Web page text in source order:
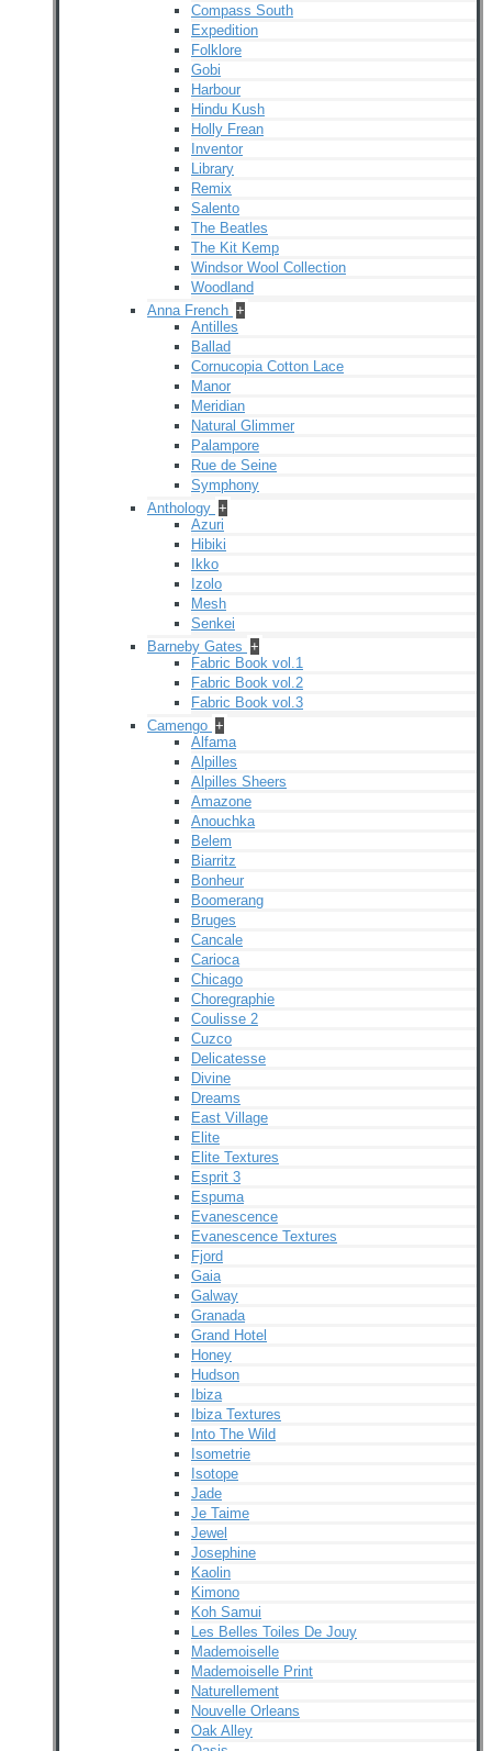
Compass South
Expedition
Folklore
Gobi
Harbour
Hindu Kush
Holly Frean
Inventor
Library
Remix
Salento
The Beatles
The Kit Kemp
Windsor Wool Collection
Woodland
Anna French +
Antilles
Ballad
Cornucopia Cotton Lace
Manor
Meridian
Natural Glimmer
Palampore
Rue de Seine
Symphony
Anthology +
Azuri
Hibiki
Ikko
Izolo
Mesh
Senkei
Barneby Gates +
Fabric Book vol.1
Fabric Book vol.2
Fabric Book vol.3
Camengo +
Alfama
Alpilles
Alpilles Sheers
Amazone
Anouchka
Belem
Biarritz
Bonheur
Boomerang
Bruges
Cancale
Carioca
Chicago
Choregraphie
Coulisse 2
Cuzco
Delicatesse
Divine
Dreams
East Village
Elite
Elite Textures
Esprit 3
Espuma
Evanescence
Evanescence Textures
Fjord
Gaia
Galway
Granada
Grand Hotel
Honey
Hudson
Ibiza
Ibiza Textures
Into The Wild
Isometrie
Isotope
Jade
Je Taime
Jewel
Josephine
Kaolin
Kimono
Koh Samui
Les Belles Toiles De Jouy
Mademoiselle
Mademoiselle Print
Naturellement
Nouvelle Orleans
Oak Alley